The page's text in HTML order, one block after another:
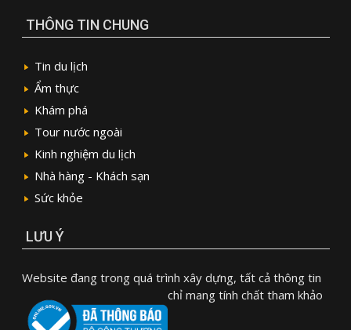
THÔNG TIN CHUNG
Tin du lịch
Ẩm thực
Khám phá
Tour nước ngoài
Kinh nghiệm du lịch
Nhà hàng - Khách sạn
Sức khỏe
LƯU Ý
Website đang trong quá trình xây dựng, tất cả thông tin
chỉ mang tính chất tham khảo